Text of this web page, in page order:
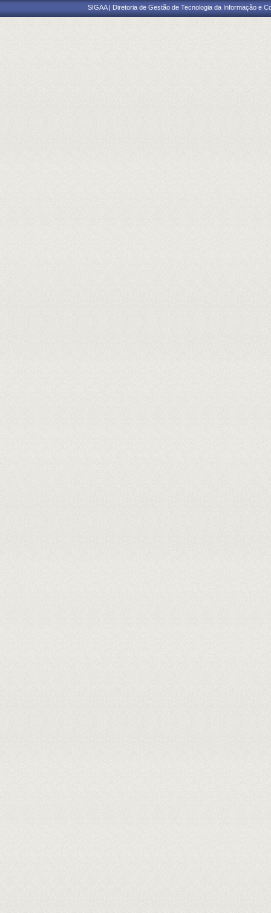
SIGAA | Diretoria de Gestão de Tecnologia da Informação e